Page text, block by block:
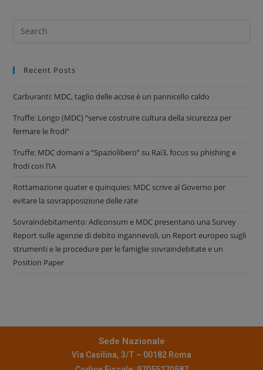
Recent Posts
Carburanti: MDC, taglio delle accise è un pannicello caldo
Truffe: Longo (MDC) “serve costruire cultura della sicurezza per
fermare le frodi”
Truffe: MDC domani a “Spaziolibero” su Rai3, focus su phishing e
frodi con l’IA
Rottamazione quater e quinquies: MDC scrive al Governo per
evitare la sovrapposizione delle rate
Sovraindebitamento: Adiconsum e MDC presentano una Survey
Report sulle agenzie di debito ingannevoli, un Report europeo sugli
strumenti e le procedure per le famiglie sovraindebitate e un
Position Paper
Sede Nazionale
Via Casilina, 3/T – 00182 Roma